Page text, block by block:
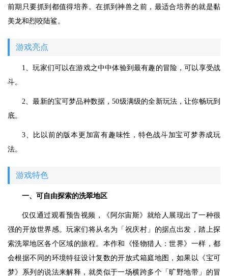
前期只要抓到都值得培养。在抓到神兽之前，最适合培养的就是黏
美龙和烈咬陆鲨。
游戏亮点
1、玩家们可以在游戏之中中体验到最有趣的冒险，可以享受战
斗。
2、最新的宝可梦品种数据，50级满级的全新玩法，让你畅玩到
底。
3、比以前的版本更加富有趣味性，特色战斗加宝可梦养成玩
法。
游戏特色
一、可自由探索的洗翠地区
仅仅通过观看预告视频，《阿尔宙斯》就给人展现出了一种很
强的开放世界感。玩家们将从名为「祝庆村」的据点出发，踏上探
索洗翠地区各个区域的旅程。本作和《怪物猎人：世界》一样，都
会根据不同的环境特征设计复数的开放式箱庭地图，如果以《宝可
梦》系列的说法来解释，就类似于一场横跨多个「旷野地带」的冒